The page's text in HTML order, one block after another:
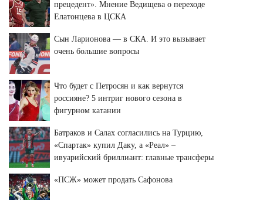
прецедент». Мнение Ведищева о переходе
Елатонцева в ЦСКА
Сын Ларионова — в СКА. И это вызывает
очень большие вопросы
Что будет с Петросян и как вернутся
россияне? 5 интриг нового сезона в
фигурном катании
Батраков и Салах согласились на Турцию,
«Спартак» купил Даку, а «Реал» –
ивуарийский бриллиант: главные трансферы
«ПСЖ» может продать Сафонова